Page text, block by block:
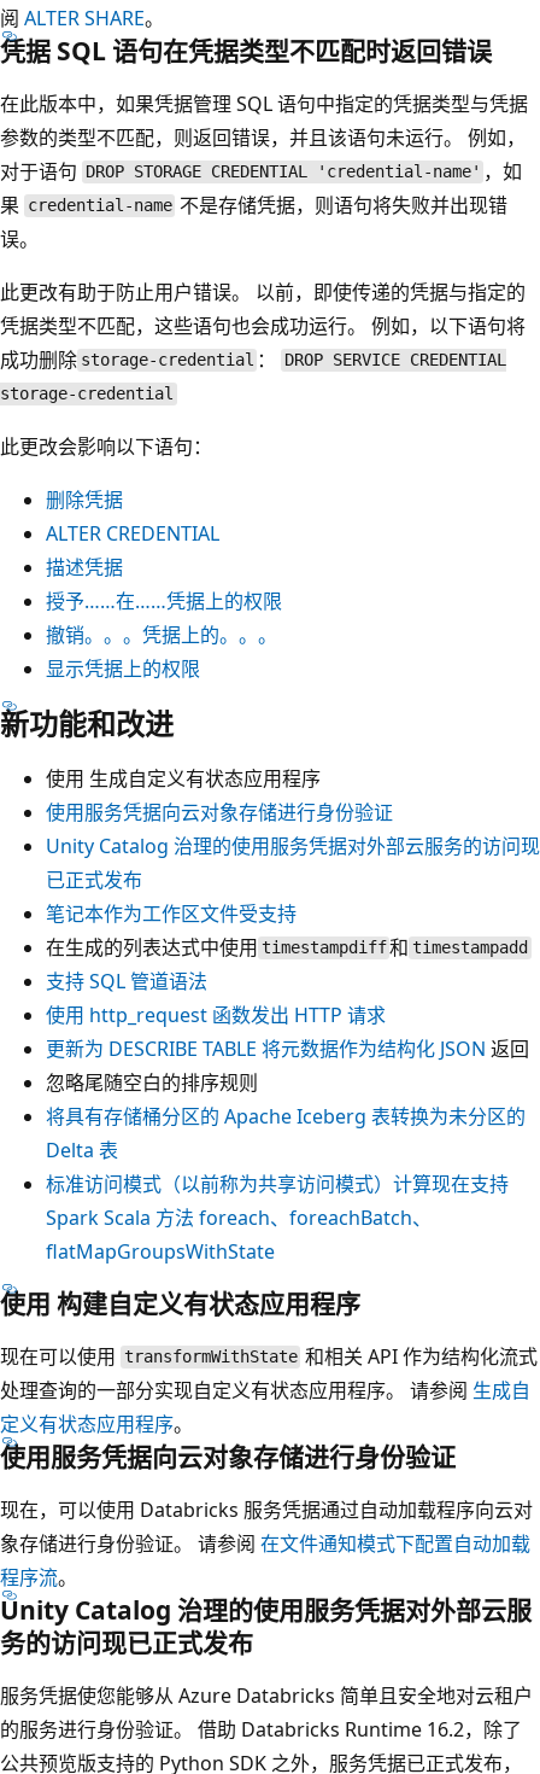
阅 ALTER SHARE。
凭据 SQL 语句在凭据类型不匹配时返回错误
在此版本中，如果凭据管理 SQL 语句中指定的凭据类型与凭据
参数的类型不匹配，则返回错误，并且该语句未运行。 例如，
对于语句 DROP STORAGE CREDENTIAL 'credential-name' ，如
果 credential-name 不是存储凭据，则语句将失败并出现错
误。
此更改有助于防止用户错误。 以前，即使传递的凭据与指定的
凭据类型不匹配，这些语句也会成功运行。 例如，以下语句将
成功删除 storage-credential ：
DROP SERVICE CREDENTIAL
storage-credential
此更改会影响以下语句：
删除凭据
ALTER CREDENTIAL
描述凭据
授予……在……凭据上的权限
撤销。。。凭据上的。。。
显示凭据上的权限
新功能和改进
使用 生成自定义有状态应用程序
使用服务凭据向云对象存储进行身份验证
Unity Catalog 治理的使用服务凭据对外部云服务的访问现
已正式发布
笔记本作为工作区文件受支持
在生成的列表达式中使用 timestampdiff和 timestampadd
支持 SQL 管道语法
使用 http_request 函数发出 HTTP 请求
更新为 DESCRIBE TABLE 将元数据作为结构化 JSON 返回
忽略尾随空白的排序规则
将具有存储桶分区的 Apache Iceberg 表转换为未分区的
Delta 表
标准访问模式（以前称为共享访问模式）计算现在支持
Spark Scala 方法 foreach、 foreachBatch、
flatMapGroupsWithState
使用 构建自定义有状态应用程序
现在可以使用 transformWithState 和相关 API 作为结构化流式
处理查询的一部分实现自定义有状态应用程序。 请参阅 生成自
定义有状态应用程序。
使用服务凭据向云对象存储进行身份验证
现在，可以使用 Databricks 服务凭据通过自动加载程序向云对
象存储进行身份验证。 请参阅 在文件通知模式下配置自动加载
程序流。
Unity Catalog 治理的使用服务凭据对外部云服
务的访问现已正式发布
服务凭据使您能够从 Azure Databricks 简单且安全地对云租户
的服务进行身份验证。 借助 Databricks Runtime 16.2，除了
公共预览版支持的 Python SDK 之外，服务凭据已正式发布，